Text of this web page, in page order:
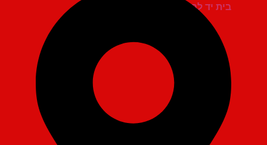
בית יד לבנים אשדוד